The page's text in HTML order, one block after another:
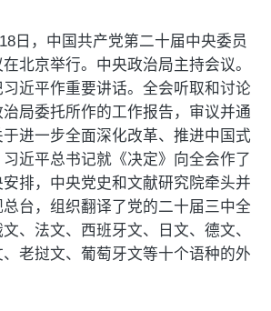
日，中国共产党第二十届中央委员
北京举行。中央政治局主持会议。
近平作重要讲话。全会听取和讨论
局委托所作的工作报告，审议并通
进一步全面深化改革、推进中国式
近平总书记就《决定》向全会作了
排，中央党史和文献研究院牵头并
台，组织翻译了党的二十届三中全
、法文、西班牙文、日文、德文、
老挝文、葡萄牙文等十个语种的外